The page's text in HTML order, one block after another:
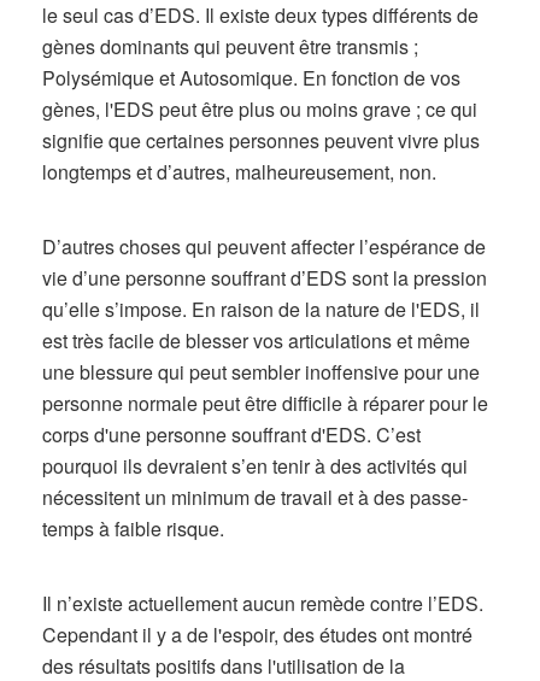
le seul cas d’EDS. Il existe deux types différents de
gènes dominants qui peuvent être transmis ;
Polysémique et Autosomique. En fonction de vos
gènes, l'EDS peut être plus ou moins grave ; ce qui
signifie que certaines personnes peuvent vivre plus
longtemps et d’autres, malheureusement, non.
D’autres choses qui peuvent affecter l’espérance de
vie d’une personne souffrant d’EDS sont la pression
qu’elle s’impose. En raison de la nature de l'EDS, il
est très facile de blesser vos articulations et même
une blessure qui peut sembler inoffensive pour une
personne normale peut être difficile à réparer pour le
corps d'une personne souffrant d'EDS. C’est
pourquoi ils devraient s’en tenir à des activités qui
nécessitent un minimum de travail et à des passe-
temps à faible risque.
Il n’existe actuellement aucun remède contre l’EDS.
Cependant il y a de l'espoir, des études ont montré
des résultats positifs dans l'utilisation de la